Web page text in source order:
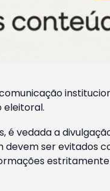
eleitoral.
é vedada a
ser evitados